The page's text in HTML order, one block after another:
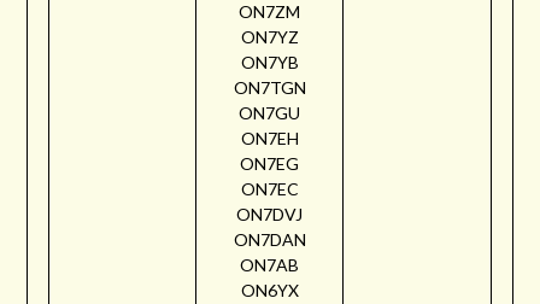
ON7ZM
ON7YZ
ON7YB
ON7TGN
ON7GU
ON7EH
ON7EG
ON7EC
ON7DVJ
ON7DAN
ON7AB
ON6YX